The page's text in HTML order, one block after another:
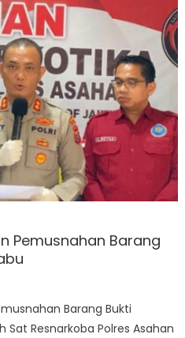
Pemusnahan Barang
Barang Bukti
Sat Resnarkoba Polres Asahan